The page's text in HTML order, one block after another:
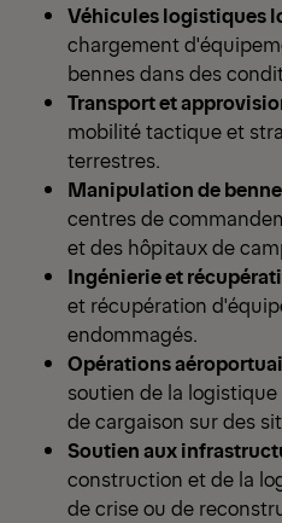
Véhicules logistiques
chargement
bennes dans des
Transport et
mobilité tactique et
terrestres.
Manipulation de
centres de
et des hôpitaux de
Ingénierie et
et récupération
endommagés.
Opérations
soutien de la
de cargaison sur des
Soutien aux
construction et de la
de crise ou de